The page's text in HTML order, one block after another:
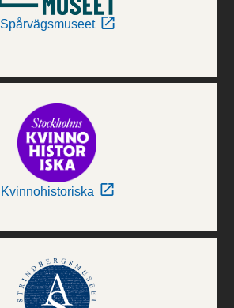
Spårvägsmuseet
Kvinnohistoriska